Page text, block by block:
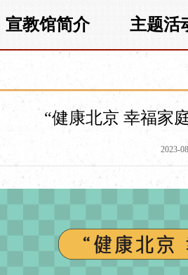
宣教馆简介 主题活
“健康北京 幸福家
2023-